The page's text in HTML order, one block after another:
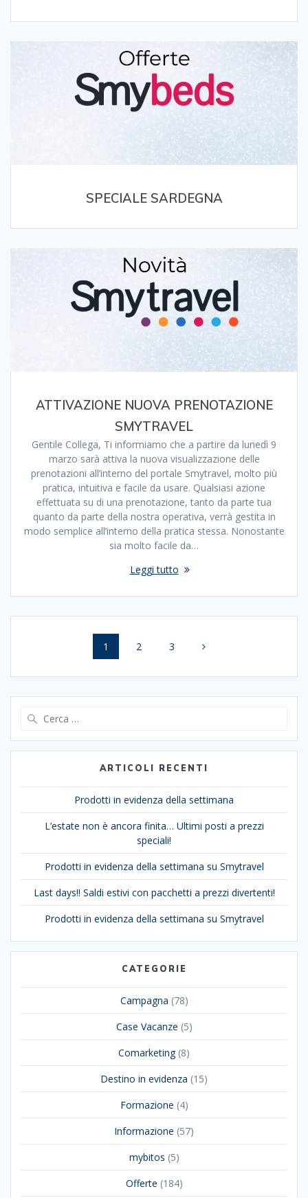
SPECIALE SARDEGNA
ATTIVAZIONE NUOVA PRENOTAZIONE
SMYTRAVEL
Gentile Collega, Ti informiamo che a partire da lunedì 9
marzo sarà attiva la nuova visualizzazione delle
prenotazioni all’interno del portale Smytravel, molto più
pratica, intuitiva e facile da usare. Qualsiasi azione
effettuata su di una prenotazione, tanto da parte tua
quanto da parte della nostra operativa, verrà gestita in
modo semplice all’interno della pratica stessa. Nonostante
sia molto facile da…
Leggi tutto
Navigazione
Pagina
1 Pagina
2 Pagina
3
ARTICOLI RECENTI
Prodotti in evidenza della settimana
L’estate non è ancora finita… Ultimi posti a prezzi
speciali!
Prodotti in evidenza della settimana su Smytravel
Last days!! Saldi estivi con pacchetti a prezzi divertenti!
Prodotti in evidenza della settimana su Smytravel
CATEGORIE
Campagna (78)
Case Vacanze (5)
Comarketing(8)
Destino in evidenza (15)
Formazione (4)
Informazione (57)
mybitos (5)
Offerte (184)